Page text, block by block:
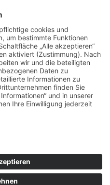
Datenschutz
Geschäftspartner